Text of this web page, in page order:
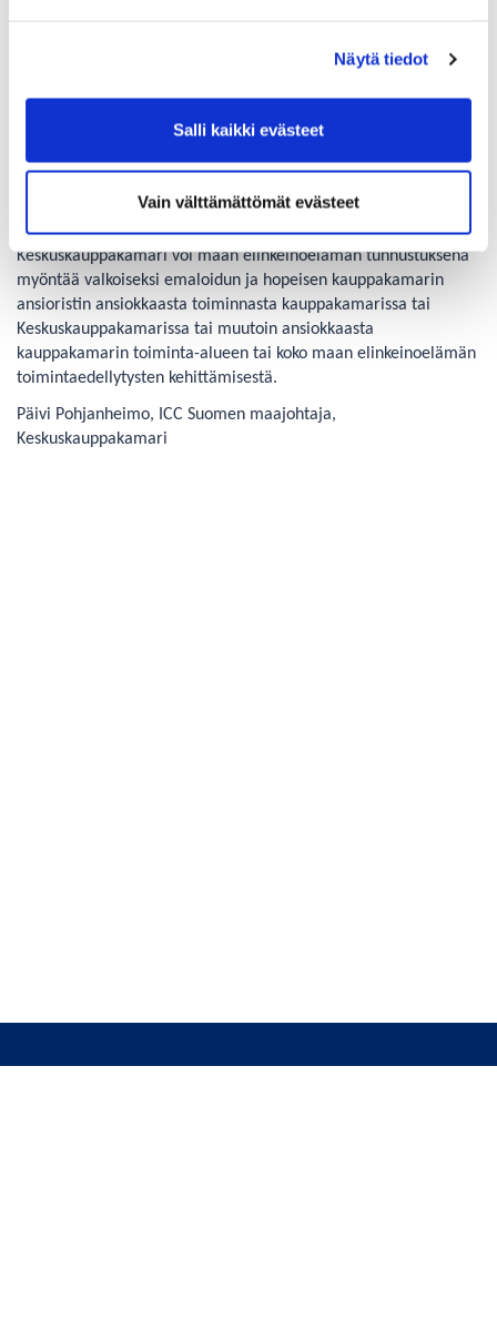
Näytä tiedot
Salli kaikki evästeet
Vain välttämättömät evästeet
ansiokkaasti ja vastuullisesti suomalaisen elinkeinoelämän etuja
ja mahdollisuuksia edistäen. Malmisen puheenjohtajakausien
aikana Trade Finance -toiminta on kehittynyt merkittävästi ja
konkreettisesti. Lisäksi Malmisen vuosikymmenien pyyteetön työ
yritysten Trade Finance -osaamista”, sanoo ICC Suomen
maajohtaja Päivi Pohjanheimo.
Keskuskauppakamari voi maan elinkeinoelämän tunnustuksena
myöntää valkoiseksi emaloidun ja hopeisen kauppakamarin
ansioristin ansiokkaasta toiminnasta kauppakamarissa tai
Keskuskauppakamarissa tai muutoin ansiokkaasta
kauppakamarin toiminta-alueen tai koko maan elinkeinoelämän
toimintaedellytysten kehittämisestä.
Päivi Pohjanheimo, ICC Suomen maajohtaja,
Keskuskauppakamari